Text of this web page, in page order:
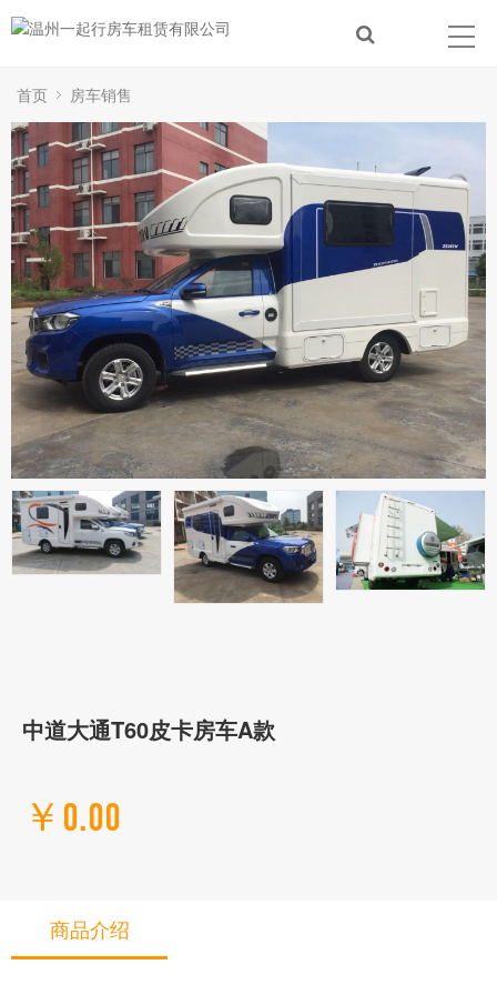
首页 房车销售
中道大通T60皮卡房车A款
￥0.00
商品介绍